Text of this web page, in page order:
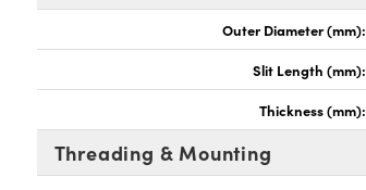
Outer Diameter (mm):
Slit Length (mm):
Thickness (mm):
Threading & Mounting